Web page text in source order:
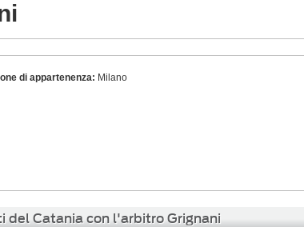
di appartenenza: Milano
Catania con l'arbitro Grignani